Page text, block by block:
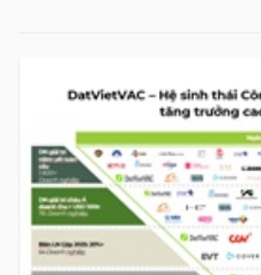
VẬT
LIỆU